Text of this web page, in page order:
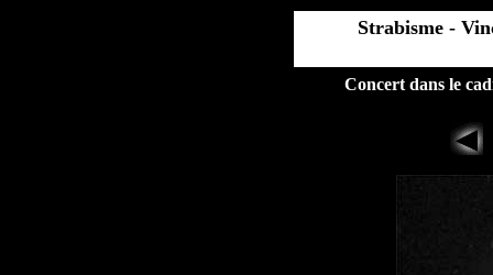
Strabisme -
Concert dans le